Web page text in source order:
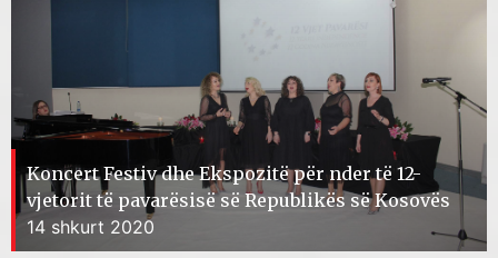
Koncert Festiv dhe Ekspozitë për nder të 12-
vjetorit të pavarësisë së Republikës së Kosovës
14 shkurt 2020